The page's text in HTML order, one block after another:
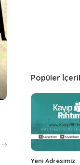
Popüler
Yeni Adresimiz: